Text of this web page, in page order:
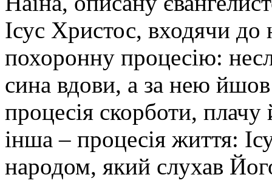
Ісус Христос, входячи до
похоронну процесію:
сина вдови, а за нею
процесія скорботи, плачу
інша – процесія життя:
народом, який слухав